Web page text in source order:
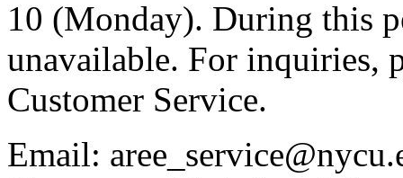
10 (Monday). During this
unavailable. For inquiries,
Customer Service.
Email: